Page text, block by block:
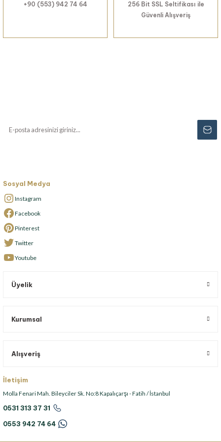
+90 (553) 942 74 64
256 Bit SSL Seltifikası ile
Güvenli Alışveriş
Sosyal Medya
Instagram
Facebook
Pinterest
Twitter
Youtube
Üyelik
Kurumsal
Alışveriş
İletişim
Molla Fenari Mah. Bileyciler Sk. No:8 Kapalıçarşı - Fatih / İstanbul
0531 313 37 31
0553 942 74 64